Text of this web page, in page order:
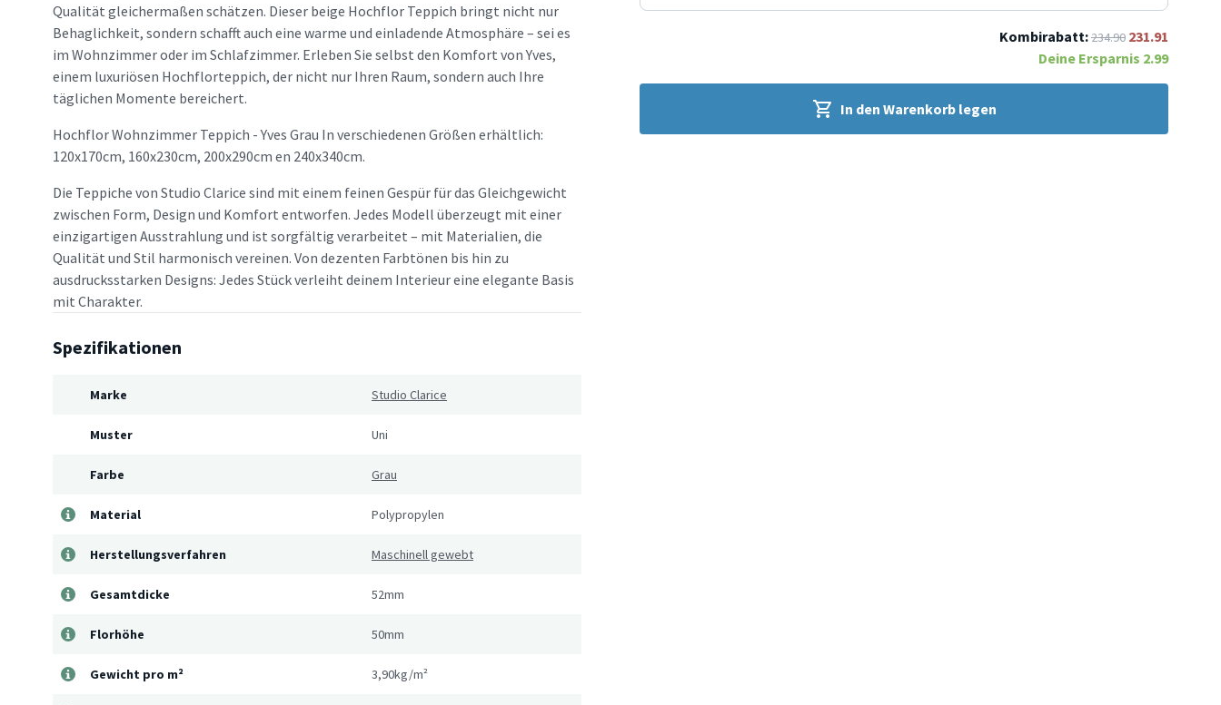
Qualität gleichermaßen schätzen. Dieser beige Hochflor Teppich bringt nicht nur
Behaglichkeit, sondern schafft auch eine warme und einladende Atmosphäre – sei es
im Wohnzimmer oder im Schlafzimmer. Erleben Sie selbst den Komfort von Yves,
einem luxuriösen Hochflorteppich, der nicht nur Ihren Raum, sondern auch Ihre
täglichen Momente bereichert.
Hochflor Wohnzimmer Teppich - Yves Grau In verschiedenen Größen erhältlich:
120x170cm, 160x230cm, 200x290cm en 240x340cm.
Die Teppiche von Studio Clarice sind mit einem feinen Gespür für das Gleichgewicht
zwischen Form, Design und Komfort entworfen. Jedes Modell überzeugt mit einer
einzigartigen Ausstrahlung und ist sorgfältig verarbeitet – mit Materialien, die
Qualität und Stil harmonisch vereinen. Von dezenten Farbtönen bis hin zu
ausdrucksstarken Designs: Jedes Stück verleiht deinem Interieur eine elegante Basis
mit Charakter.
Spezifikationen
Marke Studio Clarice
Muster Uni
Farbe Grau
Material Polypropylen
Herstellungsverfahren Maschinell gewebt
Gesamtdicke 52mm
Florhöhe 50mm
Gewicht pro m² 3,90kg/m²
Kombirabatt:234.90 231.91
Deine Ersparnis 2.99
In den Warenkorb legen